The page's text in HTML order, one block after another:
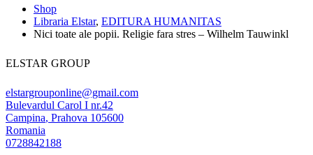
Shop
Libraria Elstar, EDITURA HUMANITAS
Nici toate ale popii. Religie fara stres – Wilhelm Tauwinkl
ELSTAR GROUP
elstargrouponline@gmail.com
Bulevardul Carol I nr.42
Campina, Prahova 105600
Romania
0728842188